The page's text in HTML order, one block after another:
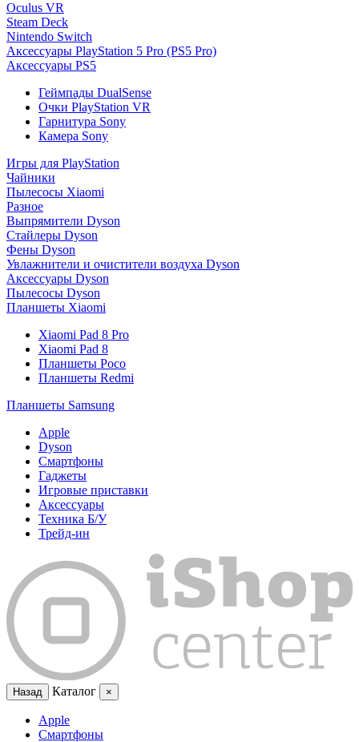
Oculus VR
Steam Deck
Nintendo Switch
Аксессуары PlayStation 5 Pro (PS5 Pro)
Аксессуары PS5
Геймпады DualSense
Очки PlayStation VR
Гарнитура Sony
Камера Sony
Игры для PlayStation
Чайники
Пылесосы Xiaomi
Разное
Выпрямители Dyson
Стайлеры Dyson
Фены Dyson
Увлажнители и очистители воздуха Dyson
Аксессуары Dyson
Пылесосы Dyson
Планшеты Xiaomi
Xiaomi Pad 8 Pro
Xiaomi Pad 8
Планшеты Poco
Планшеты Redmi
Планшеты Samsung
Apple
Dyson
Смартфоны
Гаджеты
Игровые приставки
Аксессуары
Техника Б/У
Трейд-ин
Назад Каталог ×
Apple
Смартфоны